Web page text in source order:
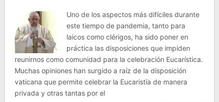
Uno de los aspectos más difíciles durante
este tiempo de pandemia, tanto para
laicos como clérigos, ha sido poner en
práctica las disposiciones que impiden
reunirnos como comunidad para la celebración Eucarística.
Muchas opiniones han surgido a raíz de la disposición
vaticana que permite celebrar la Eucaristía de manera
privada y otras tantas por el